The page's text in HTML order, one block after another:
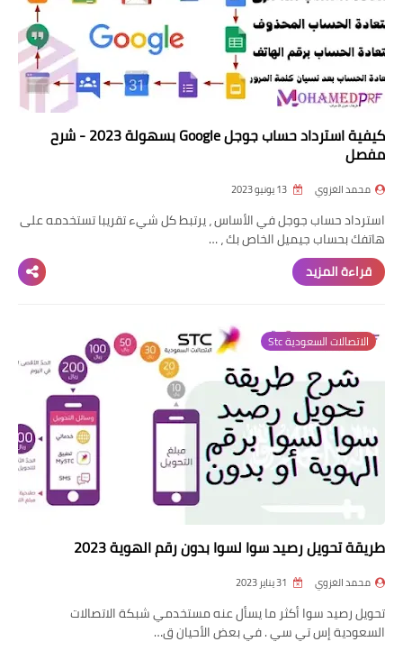
كيفية استرداد حساب جوجل Google بسهولة 2023 - شرح
مفصل
محمد الغزوي
استرداد حساب جوجل في الأساس ، يرتبط كل شيء تقريبا تستخدمه على
هاتفك بحساب جيميل الخاص بك ، …
قراءة المزيد
الاتصالات السعودية Stc
طريقة تحويل رصيد سوا لسوا بدون رقم الهوية 2023
محمد الغزوي
تحويل رصيد سوا أكثر ما يسأل عنه مستخدمي شبكة الاتصالات
السعودية إس تي سي . في بعض الأحيان ق…